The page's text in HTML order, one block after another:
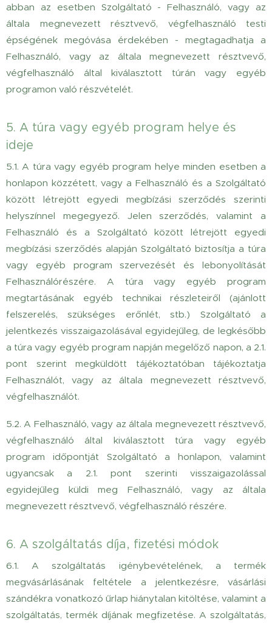
abban az esetben Szolgáltató - Felhasználó, vagy az
általa megnevezett résztvevő, végfelhasználó testi
épségének megóvása érdekében - megtagadhatja a
Felhasználó, vagy az általa megnevezett résztvevő,
végfelhasználó által kiválasztott túrán vagy egyéb
programon való részvételét.
5. A túra vagy egyéb program helye és
ideje
5.1. A túra vagy egyéb program helye minden esetben a
honlapon közzétett, vagy a Felhasználó és a Szolgáltató
között létrejött egyedi megbízási szerződés szerinti
helyszínnel megegyező. Jelen szerződés, valamint a
Felhasználó és a Szolgáltató között létrejött egyedi
megbízási szerződés alapján Szolgáltató biztosítja a túra
vagy egyéb program szervezését és lebonyolítását
Felhasználórészére. A túra vagy egyéb program
megtartásának egyéb technikai részleteiről (ajánlott
felszerelés, szükséges erőnlét, stb.) Szolgáltató a
jelentkezés visszaigazolásával egyidejűleg, de legkésőbb
a túra vagy egyéb program napján megelőző napon, a 2.1.
pont szerint megküldött tájékoztatóban tájékoztatja
Felhasználót, vagy az általa megnevezett résztvevő,
végfelhasználót.
5.2. A Felhasználó, vagy az általa megnevezett résztvevő,
végfelhasználó által kiválasztott túra vagy egyéb
program időpontját Szolgáltató a honlapon, valamint
ugyancsak a 2.1. pont szerinti visszaigazolással
egyidejűleg küldi meg Felhasználó, vagy az általa
megnevezett résztvevő, végfelhasználó részére.
6. A szolgáltatás díja, fizetési módok
6.1. A szolgáltatás igénybevételének, a termék
megvásárlásának feltétele a jelentkezésre, vásárlási
szándékra vonatkozó űrlap hiánytalan kitöltése, valamint a
szolgáltatás, termék díjának megfizetése. A szolgáltatás,